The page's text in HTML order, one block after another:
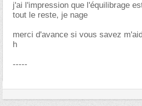
j'ai l'impression que l'équilibrage
tout le reste, je nage
merci d'avance si vous savez
h
-----